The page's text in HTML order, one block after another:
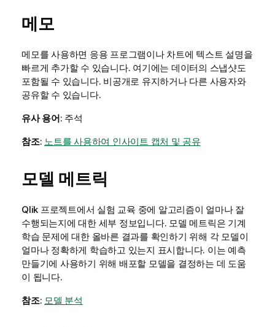
메모
메모를 사용하면 응용 프로그램이나 차트에 텍스트 설명을
빠르게 추가할 수 있습니다. 여기에는 데이터의 스냅샷도
포함될 수 있습니다. 비공개로 유지하거나 다른 사용자와
공유할 수 있습니다.
유사 용어: 주석
참조: 노트를 사용하여 인사이트 캡처 및 공유
모델 메트릭
Qlik 프로젝트에서 실험 교육 중에 알고리즘이 얼마나 잘
수행되는지에 대한 세부 정보입니다. 모델 메트릭은 기계
학습 문제에 대한 올바른 결과를 확인하기 위해 각 모델이
얼마나 정확하게 학습하고 있는지 표시합니다. 이는 예측
만들기에 사용하기 위해 배포할 모델을 결정하는 데 도움
이 됩니다.
참조: 모델 분석